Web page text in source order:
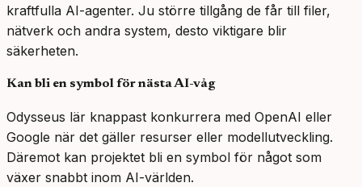
kraftfulla AI-agenter. Ju större tillgång de får till filer,
nätverk och andra system, desto viktigare blir
säkerheten.
Kan bli en symbol för nästa AI-våg
Odysseus lär knappast konkurrera med OpenAI eller
Google när det gäller resurser eller modellutveckling.
Däremot kan projektet bli en symbol för något som
växer snabbt inom AI-världen.